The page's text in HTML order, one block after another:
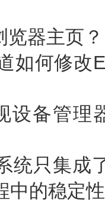
器主页？
何修改
设备管理
只集成
中的稳定